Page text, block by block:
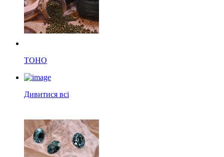
TOHO
Дивитися всі